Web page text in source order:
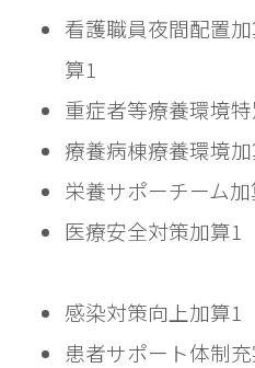
看護職員夜間配置
算1
栄養サポーチーム
患者サポート体制